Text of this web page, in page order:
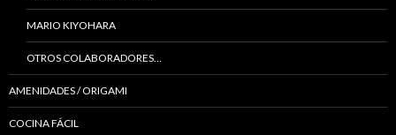
MARIO KIYOHARA
OTROS COLABORADORES…
AMENIDADES / ORIGAMI
COCINA FÁCIL